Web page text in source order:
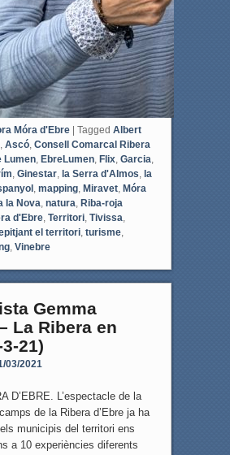
Móra d'Ebre Tagged Albert
, Ascó, Consell Comarcal Ribera
Lumen, EbreLumen, Flix, Garcia,
, Ginestar, la Serra d'Almos, la
, mapping, Miravet, Móra
la Nova, natura, Riba-roja
d'Ebre, Territori, Tivissa,
el territori, turisme,
, Vinebre
Gemma
La Ribera en
21)
03/2021
D’EBRE. L’espectacle de la
de la Ribera d’Ebre ja ha
municipis del territori ens
a 10 experiències diferents